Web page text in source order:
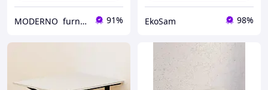
MODERNO furnitures 91% EkoSam 98%